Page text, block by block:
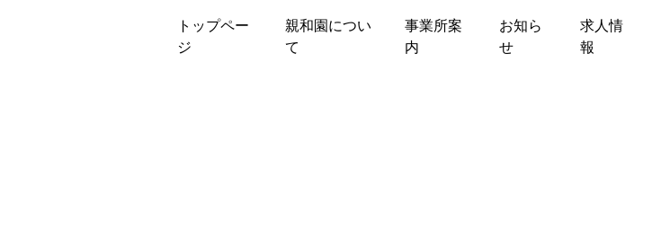
トップペー
ジ
親和園につい
て
事業所案
内
お知ら
せ
求人情
報